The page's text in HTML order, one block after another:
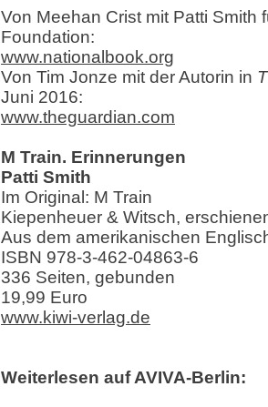
Von Meehan Crist mit Patti Smith
Foundation:
www.nationalbook.org
Von Tim Jonze mit der Autorin in
Juni 2016:
www.theguardian.com
M Train. Erinnerungen
Patti Smith
Im Original: M Train
Kiepenheuer & Witsch,
Aus dem amerikanischen
ISBN 978-3-462-04863-6
336 Seiten, gebunden
19,99 Euro
www.kiwi-verlag.de
Weiterlesen auf AVIVA-Berlin: